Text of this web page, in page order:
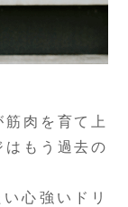
肉を育て上
はもう過去の
心強いドリ